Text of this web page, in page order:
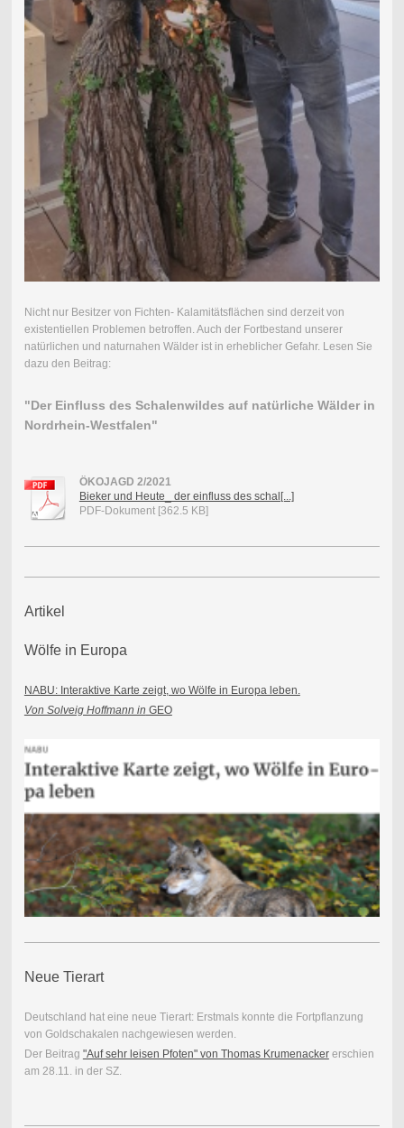
Nicht nur Besitzer von Fichten- Kalamitätsflächen sind derzeit von
existentiellen Problemen betroffen. Auch der Fortbestand unserer
natürlichen und naturnahen Wälder ist in erheblicher Gefahr. Lesen Sie
dazu den Beitrag:
"Der Einfluss des Schalenwildes auf natürliche Wälder in
Nordrhein-Westfalen"
ÖKOJAGD 2/2021
Bieker und Heute_ der einfluss des schal[...]
PDF-Dokument [362.5 KB]
Artikel
Wölfe in Europa
NABU: Interaktive Karte zeigt, wo Wölfe in Europa leben.
Von Solveig Hoffmann in GEO
Neue Tierart
Deutschland hat eine neue Tierart: Erstmals konnte die Fortpflanzung
von Goldschakalen nachgewiesen werden.
Der Beitrag "Auf sehr leisen Pfoten" von Thomas Krumenackererschien
am 28.11. in der SZ.